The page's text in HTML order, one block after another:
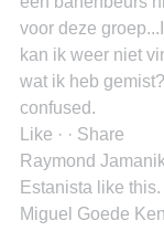
voor deze
kan ik weer niet
wat ik heb
confused.
Like · · Share
Raymond
Estanista like this.
Miguel Goede